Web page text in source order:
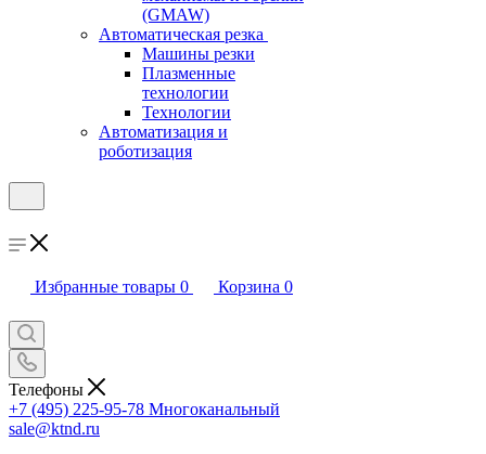
(GMAW)
Автоматическая резка
Машины резки
Плазменные
технологии
Технологии
Автоматизация и
роботизация
Избранные товары 0 Корзина 0
Телефоны
+7 (495) 225-95-78 Многоканальный
sale@ktnd.ru